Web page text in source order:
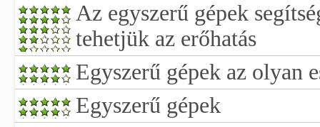
Az egyszerű gépek
tehetjük az erőhatás
Egyszerű gépek az olyan
Egyszerű gépek